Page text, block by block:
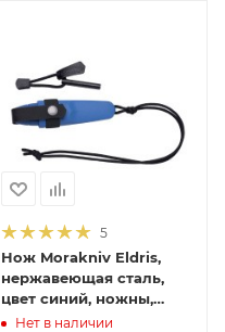
5
Нож Morakniv Eldris,
нержавеющая сталь,
цвет синий, ножны,
шнурок, огниво,12631
Нет в наличии